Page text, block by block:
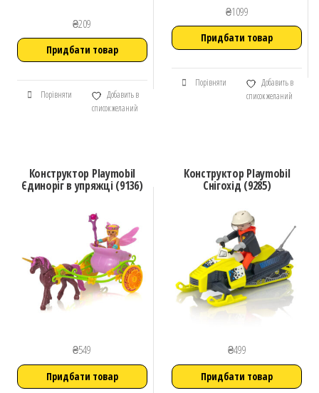
₴209
Придбати товар
Порівняти
Добавить в
список желаний
₴1099
Придбати товар
Порівняти
Добавить в
список желаний
Конструктор Playmobil
Єдиноріг в упряжці (9136)
₴549
Придбати товар
Конструктор Playmobil
Снігохід (9285)
₴499
Придбати товар